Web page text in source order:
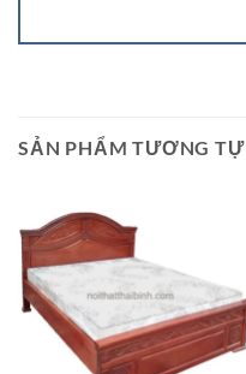
SẢN PHẨM TƯƠNG TỰ